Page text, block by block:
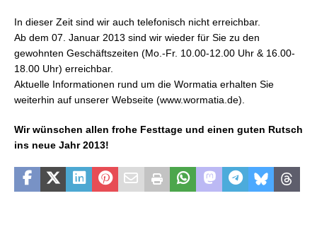
In dieser Zeit sind wir auch telefonisch nicht erreichbar.
Ab dem 07. Januar 2013 sind wir wieder für Sie zu den
gewohnten Geschäftszeiten (Mo.-Fr. 10.00-12.00 Uhr & 16.00-
18.00 Uhr) erreichbar.
Aktuelle Informationen rund um die Wormatia erhalten Sie
weiterhin auf unserer Webseite (www.wormatia.de).
Wir wünschen allen frohe Festtage und einen guten Rutsch
ins neue Jahr 2013!